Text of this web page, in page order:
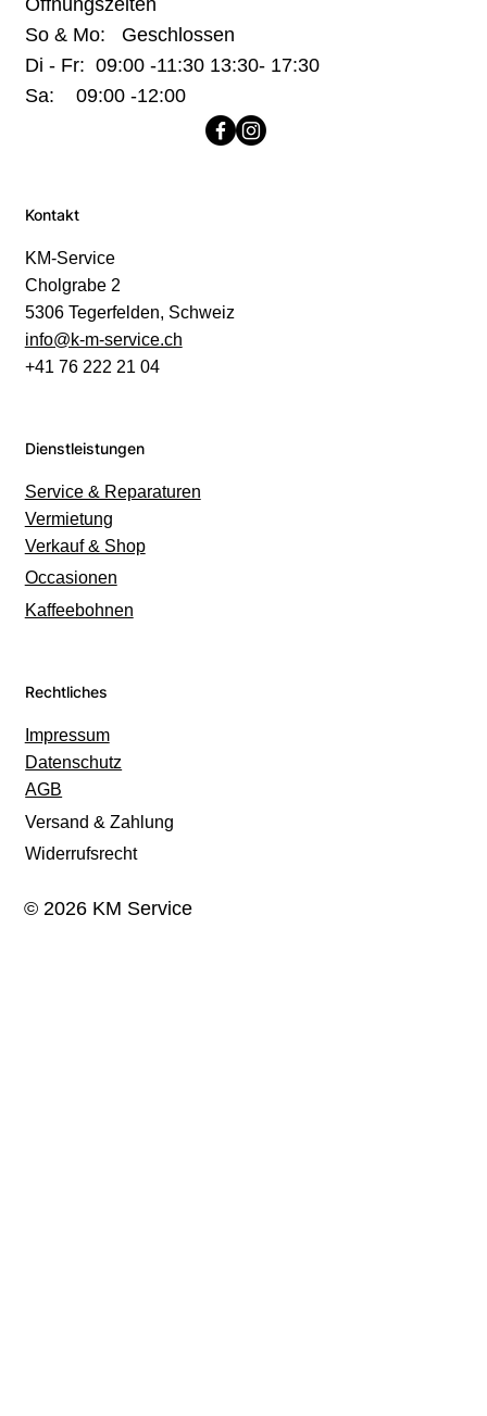
Öffnungszeiten
So & Mo: Geschlossen
Di - Fr: 09:00 -11:30 13:30- 17:30
Sa: 09:00 -12:00
Kontakt
KM-Service
Cholgrabe 2
5306 Tegerfelden, Schweiz
info@k-m-service.ch
+41 76 222 21 04
Dienstleistungen
Service & Reparaturen
Vermietung
Verkauf & Shop
Occasionen
Kaffeebohnen
Rechtliches
Impressum
Datenschutz
AGB
Versand & Zahlung
Widerrufsrecht
© 2026 KM Service